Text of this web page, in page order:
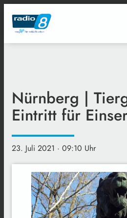
Nürnberg |
Eintritt für
23. Juli 2021 · 09:10 Uhr